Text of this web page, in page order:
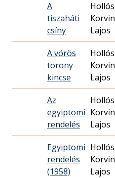
A
tiszaháti
csíny
Hollós
Korvin
Lajos
A vörös
torony
kincse
Hollós
Korvin
Lajos
Az
egyiptomi
rendelés
Hollós
Korvin
Lajos
Egyiptomi
rendelés
(1958)
Hollós
Korvin
Lajos